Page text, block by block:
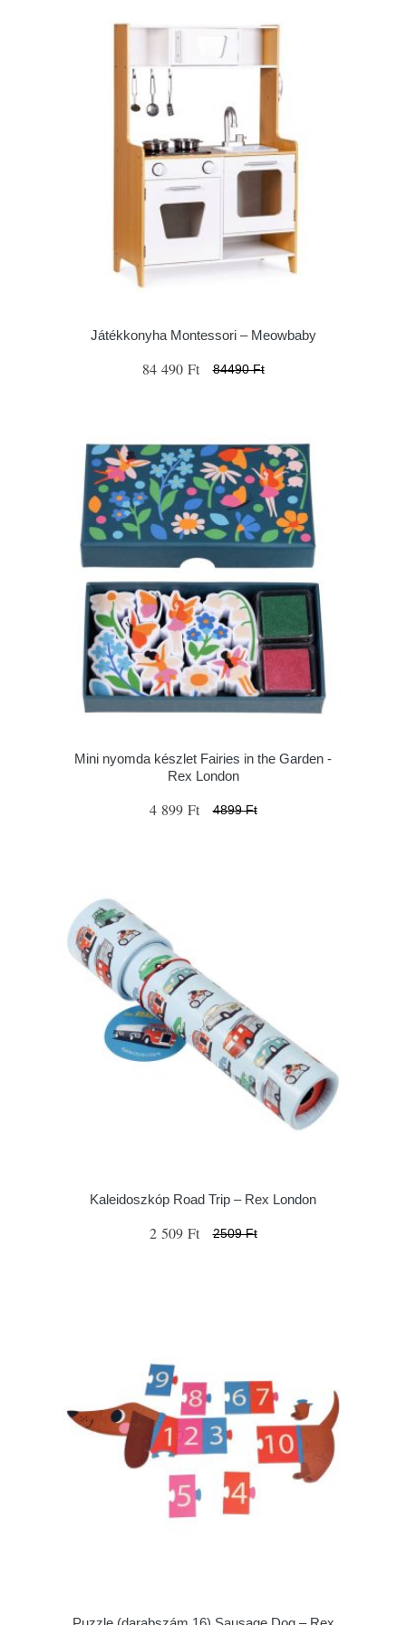
Játékkonyha Montessori – Meowbaby
84 490 Ft 84490 Ft
Mini nyomda készlet Fairies in the Garden -
Rex London
4 899 Ft 4899 Ft
Kaleidoszkóp Road Trip – Rex London
2 509 Ft 2509 Ft